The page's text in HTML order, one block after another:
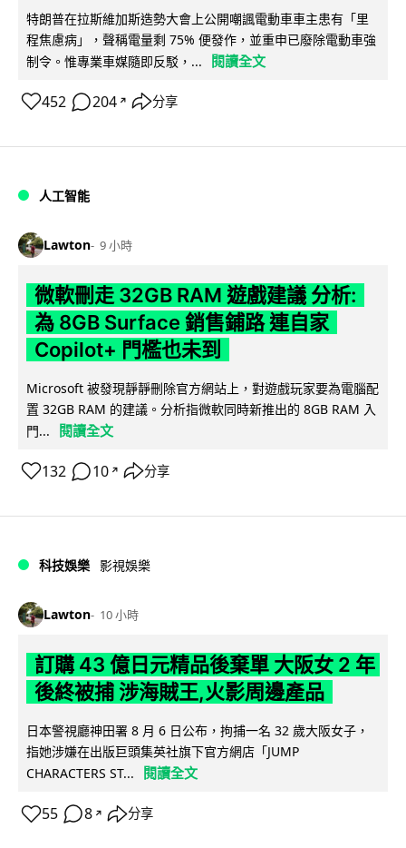
特朗普在拉斯維加斯造勢大會上公開嘲諷電動車車主患有「里
程焦慮病」，聲稱電量剩 75% 便發作，並重申已廢除電動車強
制令。惟專業車媒隨即反駁，...
閱讀全文
452 204 ↗ 分享
人工智能
Lawton 9 小時
微軟刪走 32GB RAM 遊戲建議 分析:
為 8GB Surface 銷售鋪路 連自家
Copilot+ 門檻也未到
Microsoft 被發現靜靜刪除官方網站上，對遊戲玩家要為電腦配
置 32GB RAM 的建議。分析指微軟同時新推出的 8GB RAM 入
門...
閱讀全文
132 10 ↗ 分享
科技娛樂 影視娛樂
Lawton 10 小時
訂購 43 億日元精品後棄單 大阪女 2 年
後終被捕 涉海賊王,火影周邊產品
日本警視廳神田署 8 月 6 日公布，拘捕一名 32 歲大阪女子，
指她涉嫌在出版巨頭集英社旗下官方網店「JUMP
CHARACTERS ST...
閱讀全文
55 8 ↗ 分享